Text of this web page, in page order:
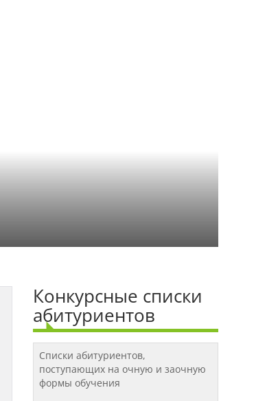
Конкурсные списки
абитуриентов
Списки абитуриентов,
поступающих на очную и заочную
формы обучения